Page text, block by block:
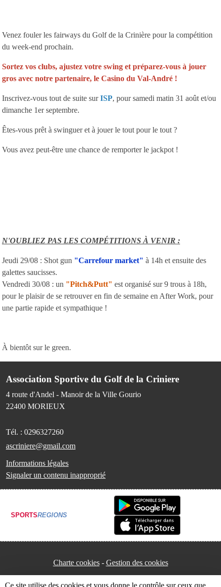
Venez fouler les fairways du Golf de la Crinière pour la compétition
du week-end prochain.
Sortez vos clubs, ajustez votre swing et préparez-vous à jouer
gros avec notre partenaire, le Casino du Val-André !
Inscrivez-vous tout de suite surISP, pour samedi matin 31 août et/ou
dimanche 1er septembre.
Êtes-vous prêt à swinguer et à jouer le tout pour le tout ?
Vous avez peut-être une chance de remporter le jackpot !
N'OUBLIEZ PAS LES COMPÉTITIONS À VENIR :
Jeudi 29/08 : Shot gun "Carrefour market" à 14h et ensuite des
galettes saucisses.
Vendredi 30/08 : un "Pitch&Putt" est organisé sur 9 trous à 18h,
pour le plaisir de se retrouver en fin de semaine en After Work, pour
une partie rapide et sympathique !
À bientôt sur le green.
Association Sportive du Golf de la Criniere
4 route d'Andel - Manoir de la Ville Gourio
22400 MORIEUX
Tél. : 0296327260
ascriniere@gmail.com
Informations légales
Signaler un contenu inapproprié
SPORTSREGIONS
Charte cookies Gestion des cookies
Ce site utilise des cookies et vous donne le contrôle sur ceux que